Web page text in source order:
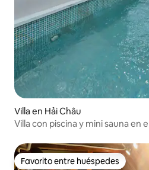
Villa en Hải Châu
Villa con piscina y mini sauna en
Favorito entre huéspedes
Favorito entre huéspedes